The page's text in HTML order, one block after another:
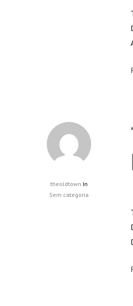
theoldtown In
Sem categoria